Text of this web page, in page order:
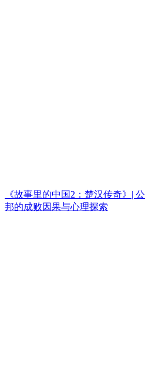
《故事里的中国2：楚汉传奇》|
邦的成败因果与心理探索